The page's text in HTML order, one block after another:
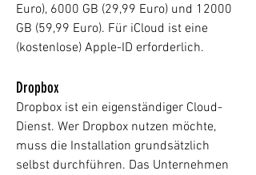
Euro), 6000 GB (29,99 Euro) und 12000
GB (59,99 Euro). Für iCloud ist eine
(kostenlose) Apple-ID erforderlich.
Dropbox
Dropbox ist ein eigenständiger Cloud-
Dienst. Wer Dropbox nutzen möchte,
muss die Installation grundsätzlich
selbst durchführen. Das Unternehmen